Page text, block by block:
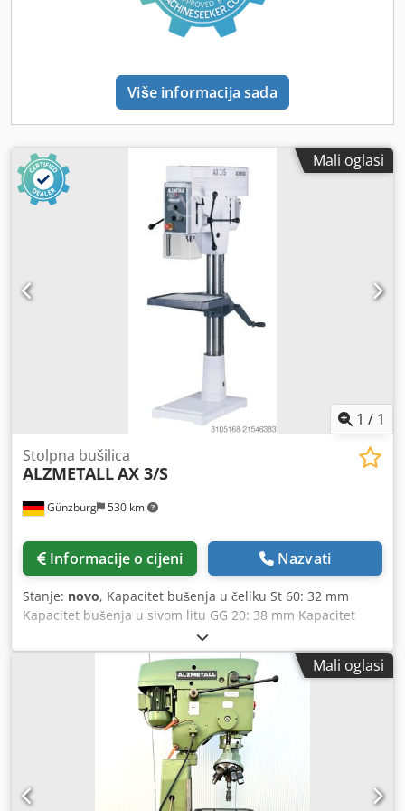
priključnog kabela) - Zaštita vretena s električnom
blokadom Dodatna oprema: Poz. 12 LED radno svjetlo
priključna snaga 230 V, klasa zaštite IP65 Poz. 20.1 Uređaj
za izradu navoja s nožnom pedalom, za izradu navoja s
zasebnog spremnika (33 l), pumpe sa zaštitnim motor
prekidačem, kompletne armature Poz. 37.1 Digitalni
pokazivač dubine bušenja Mogućnost postavljanja nulte
točke (početak bušenja), 5-znamenkasti LED prikaz, visina
Više informacija sada
Mali oglasi
1 / 1
Günzburg 530 km
Stolpna bušilica
ALZMETALLAX 3/S
Informacije o cijeni Nazvati
Stanje: novo, Kapacitet bušenja u čeliku St 60: 32 mm
Kapacitet bušenja u sivom litu GG 20: 38 mm Kapacitet
bušenja (mogućnosti) u St 60: 40 mm Rezanje navoja u ST
60 do M 24 Rezanje navoja u GG 20 do M 30 Kratka vretena
MK 3 Hod vretena: 120 mm Previs (udaljenost od vretena
do stuba): 293 mm Promjer stuba: 115 mm Stol za mašinu
– upotrebljiva površina: 515 x 360 mm T-utor: broj – širina
– razmak: 2 x 14 x 224 mm Udaljenost vreteno-stol
min./max.: 117 / 701 mm Ručno posmicanje Broj obrtaja
vretena – bezstupanjska regulacija: 160 – 2250 o/min
Ukupna potrebna snaga: 1,45 / 1,9 kW Težina mašine cca.
260 kg Standardna oprema: - Glavni prekidač sa motor
Mali oglasi